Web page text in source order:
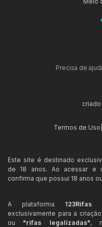
Precisa de
Termos de Uso
Este site é destinado
de 18 anos. Ao acessar e
confirma que possui 18 anos
A plataforma 123Rifas
exclusivamente para a
ou "rifas legalizadas",